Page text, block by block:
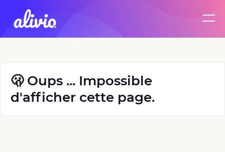
🫢 Oups ... Impossible
d'afficher cette page.